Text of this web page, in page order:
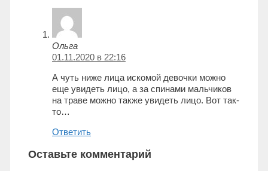
Ольга
01.11.2020 в 22:16
А чуть ниже лица искомой девочки можно
еще увидеть лицо, а за спинами мальчиков
на траве можно также увидеть лицо. Вот так-
то…
Ответить
Оставьте комментарий